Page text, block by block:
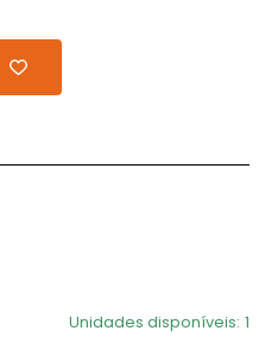
Unidades disponíveis: 1